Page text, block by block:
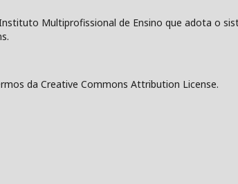
Multiprofissional de Ensino que adota o
da Creative Commons Attribution License.